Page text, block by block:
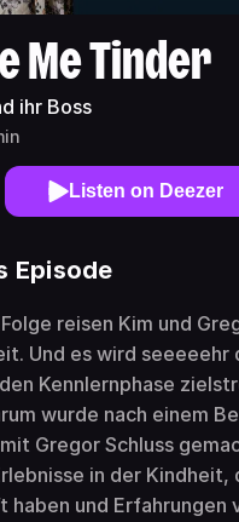
Me Tinder
ihr Boss
Listen on Deezer
Episode
reisen Kim und
Und es wird seeeeehr
Kennlernphase
wurde nach einem
Gregor Schluss
in der Kindheit,
haben und Erfahrungen